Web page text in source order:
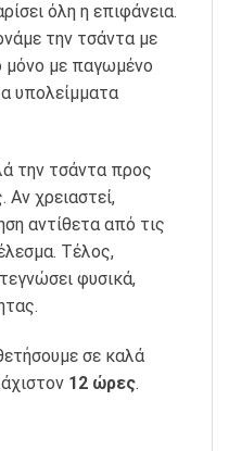
όλη η επιφάνεια.
την τσάντα με
μόνο με παγωμένο
υπολείμματα
την τσάντα προς
Αν χρειαστεί,
αντίθετα από τις
Τέλος,
φυσικά,
σε καλά
12 ώρες.